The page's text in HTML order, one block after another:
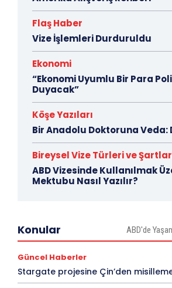
Flaş Haber
Vize İşlemleri Durduruldu
Ekonomi
“Ekonomi Uyumlu Bir Para
Duyacak”
Köşe Yazıları
Bir Anadolu Doktoruna Veda:
Bireysel Vize Türleri ve
ABD Vizesinde Kullanılmak
Mektubu Nasıl Yazılır?
Konular ABD'de
Güncel Haberler
Stargate projesine Çin’den